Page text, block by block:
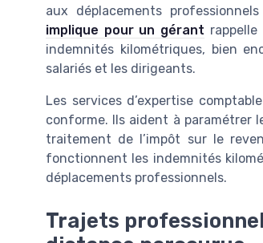
aux déplacements
implique pour un gérant
indemnités kilométriques, bien
salariés et les dirigeants.
Les services d’expertise
conforme. Ils aident à paramétrer
traitement de l’impôt sur le
fonctionnent les indemnités
déplacements professionnels.
Trajets